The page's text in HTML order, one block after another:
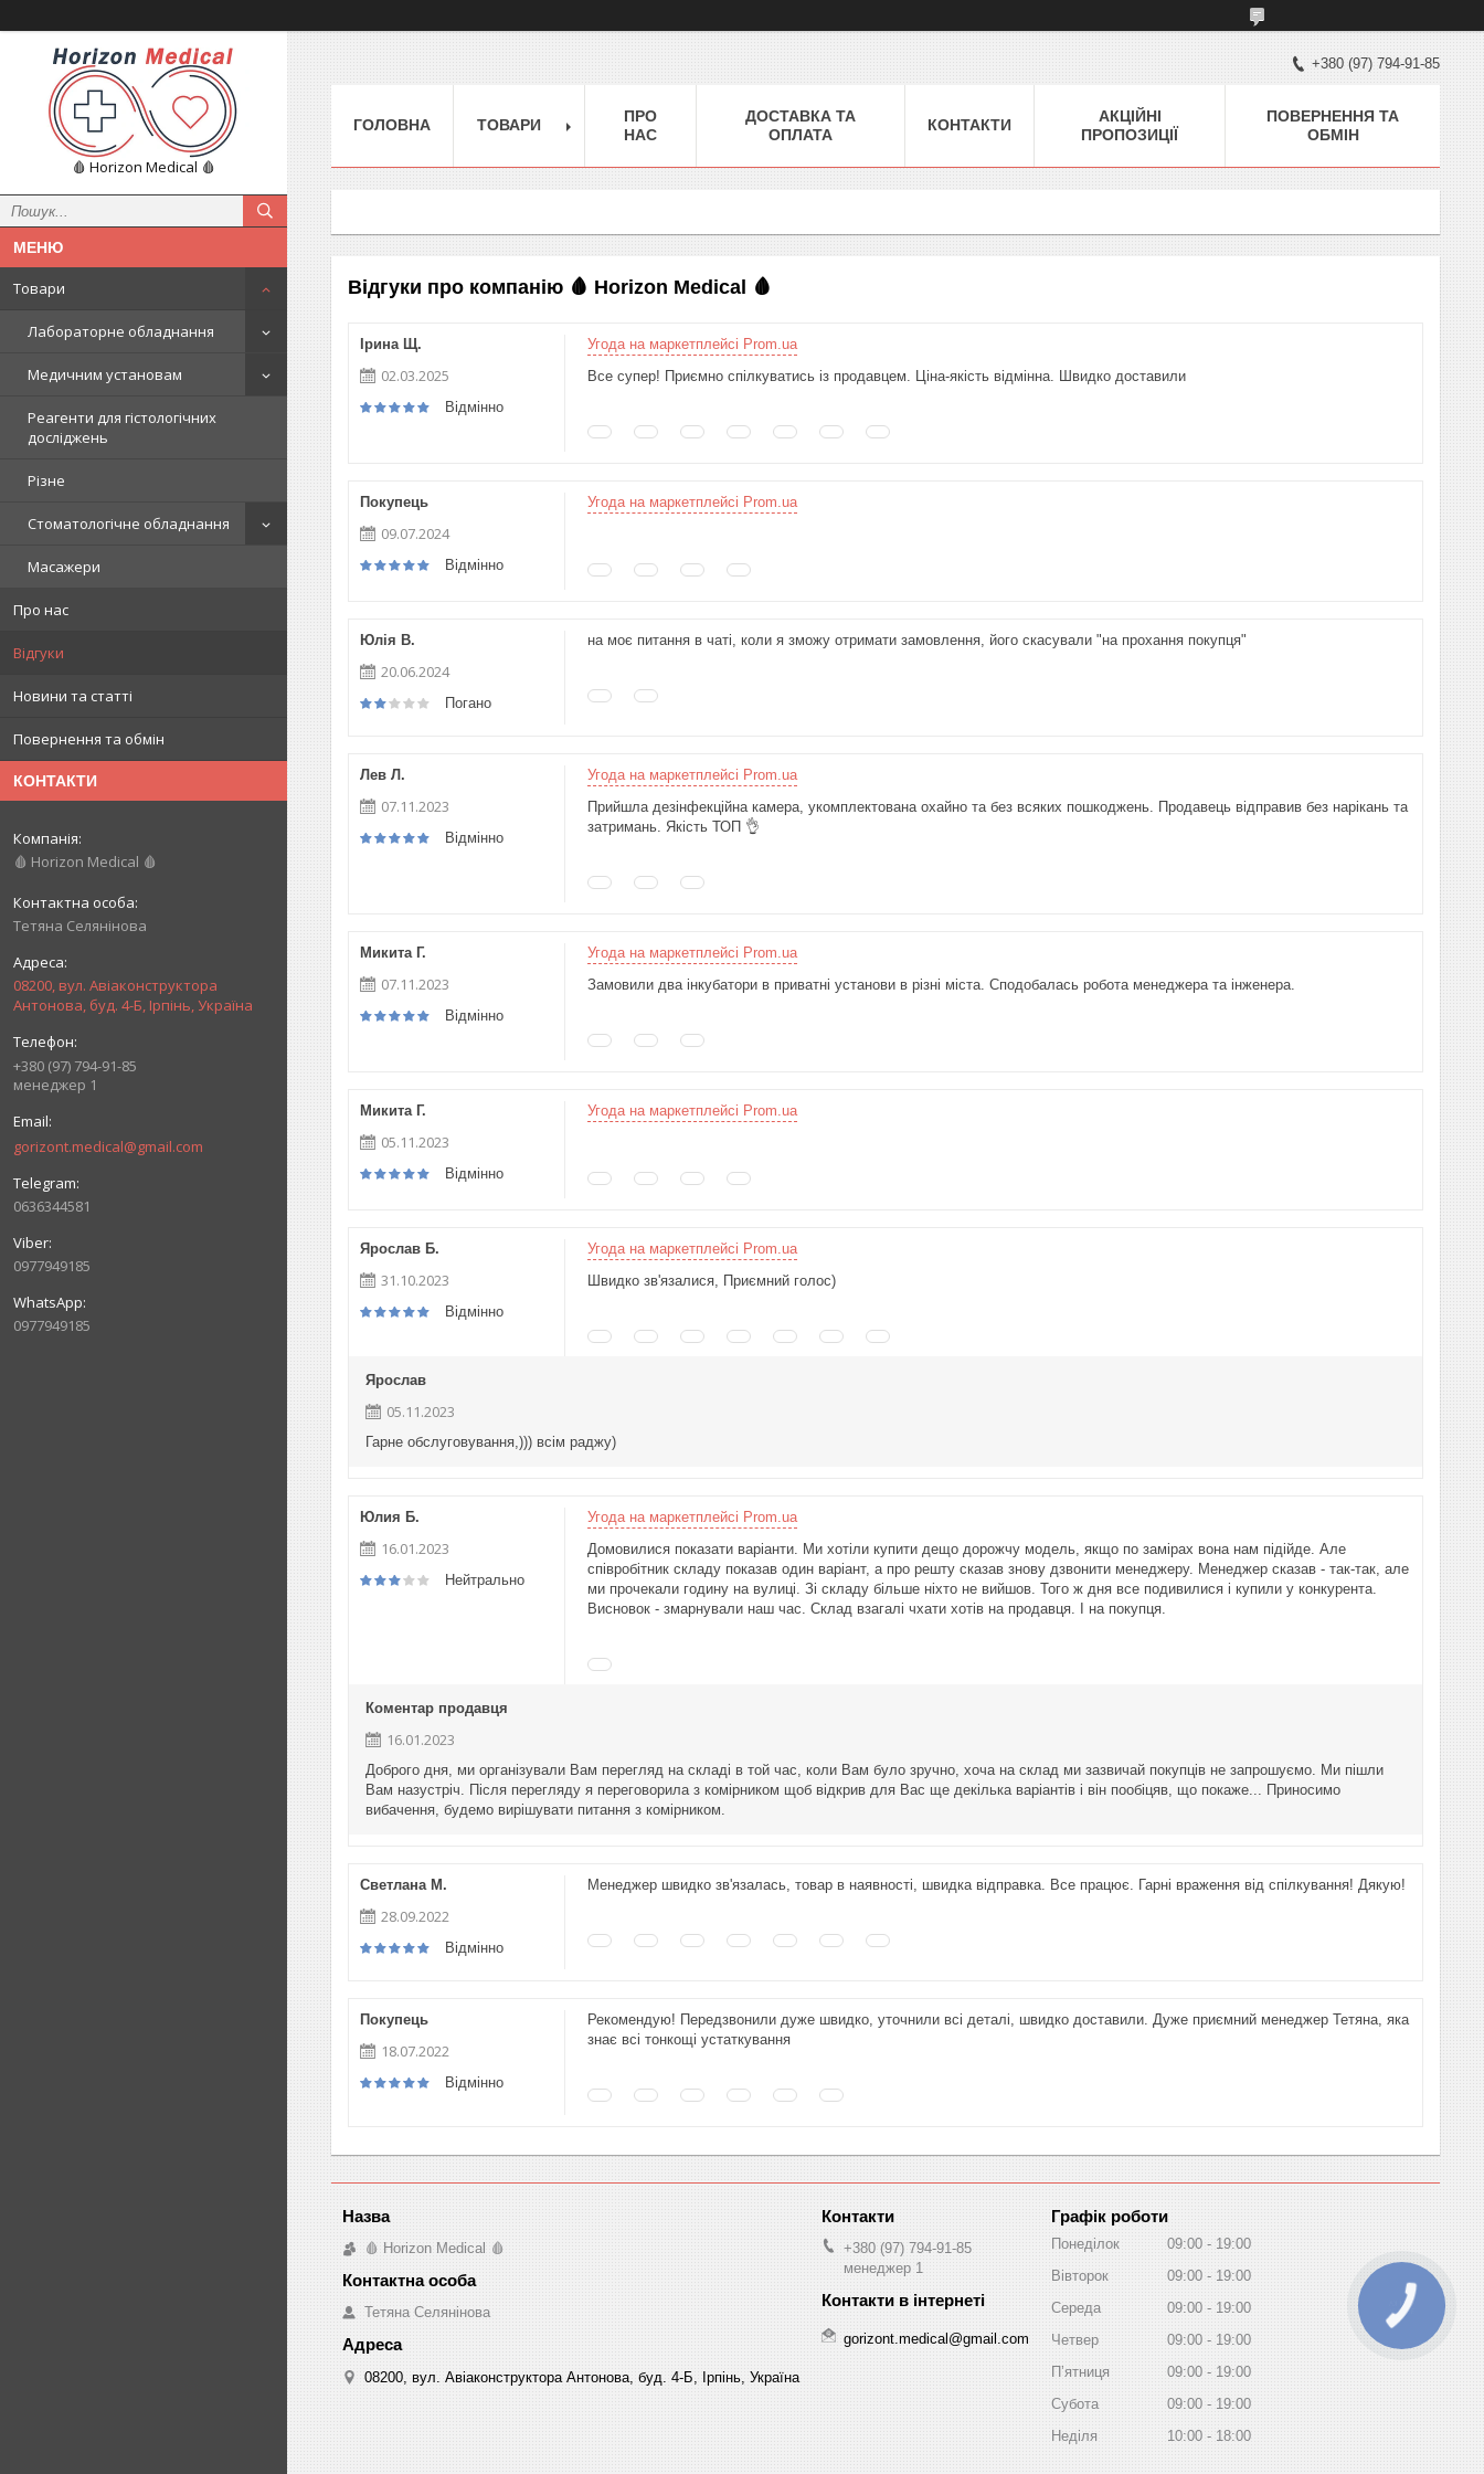
🩸 Horizon Medical 🩸
Товари
Лабораторне обладнання
Медичним установам
Реагенти для гістологічних
досліджень
Різне
Стоматологічне обладнання
Масажери
Про нас
Відгуки
Новини та статті
Повернення та обмін
КОНТАКТИ
🩸 Horizon Medical 🩸
Тетяна Селянінова
08200, вул. Авіаконструктора
Антонова, буд. 4-Б, Ірпінь, Україна
+380 (97) 794-91-85
менеджер 1
gorizont.medical@gmail.com
0636344581
0977949185
0977949185
+380 (97) 794-91-85
ГОЛОВНА ТОВАРИ
ПРО
НАС
ДОСТАВКА ТА
ОПЛАТА
КОНТАКТИ
АКЦІЙНІ
ПРОПОЗИЦІЇ
ПОВЕРНЕННЯ ТА
ОБМІН
Відгуки про компанію 🩸 Horizon Medical 🩸
Ірина Щ.
02.03.2025
Відмінно
Угода на маркетплейсі Prom.ua
Все супер! Приємно спілкуватись із продавцем. Ціна-якість відмінна. Швидко доставили
Покупець
09.07.2024
Відмінно
Угода на маркетплейсі Prom.ua
Юлія В.
20.06.2024
Погано
на моє питання в чаті, коли я зможу отримати замовлення, його скасували "на прохання покупця"
Лев Л.
07.11.2023
Відмінно
Угода на маркетплейсі Prom.ua
Прийшла дезінфекційна камера, укомплектована охайно та без всяких пошкоджень. Продавець відправив без нарікань та
затримань. Якість ТОП 👌
Микита Г.
07.11.2023
Відмінно
Угода на маркетплейсі Prom.ua
Замовили два інкубатори в приватні установи в різні міста. Сподобалась робота менеджера та інженера.
Микита Г.
05.11.2023
Відмінно
Угода на маркетплейсі Prom.ua
Ярослав Б.
31.10.2023
Відмінно
Угода на маркетплейсі Prom.ua
Швидко зв'язалися, Приємний голос)
Ярослав
05.11.2023
Гарне обслуговування,))) всім раджу)
Юлия Б.
16.01.2023
Нейтрально
Угода на маркетплейсі Prom.ua
Домовилися показати варіанти. Ми хотіли купити дещо дорожчу модель, якщо по замірах вона нам підійде. Але
співробітник складу показав один варіант, а про решту сказав знову дзвонити менеджеру. Менеджер сказав - так-так, але
ми прочекали годину на вулиці. Зі складу більше ніхто не вийшов. Того ж дня все подивилися і купили у конкурента.
Висновок - змарнували наш час. Склад взагалі чхати хотів на продавця. І на покупця.
Коментар продавця
16.01.2023
Доброго дня, ми організували Вам перегляд на складі в той час, коли Вам було зручно, хоча на склад ми зазвичай покупців не запрошуємо. Ми пішли
Вам назустріч. Після перегляду я переговорила з комірником щоб відкрив для Вас ще декілька варіантів і він пообіцяв, що покаже... Приносимо
вибачення, будемо вирішувати питання з комірником.
Светлана М.
28.09.2022
Відмінно
Менеджер швидко зв'язалась, товар в наявності, швидка відправка. Все працює. Гарні враження від спілкування! Дякую!
Покупець
18.07.2022
Відмінно
Рекомендую! Передзвонили дуже швидко, уточнили всі деталі, швидко доставили. Дуже приємний менеджер Тетяна, яка
знає всі тонкощі устаткування
🩸 Horizon Medical 🩸
Тетяна Селянінова
08200, вул. Авіаконструктора Антонова, буд. 4-Б, Ірпінь, Україна
+380 (97) 794-91-85
менеджер 1
gorizont.medical@gmail.com
Графік роботи
Понеділок 09:00
19:00
Вівторок
09:00
19:00
Середа
09:00
19:00
Четвер
09:00
19:00
Пʼятниця
09:00
19:00
Субота
09:00
19:00
Неділя
10:00 18:00
КНОПКА
ЗВ'ЯЗКУ